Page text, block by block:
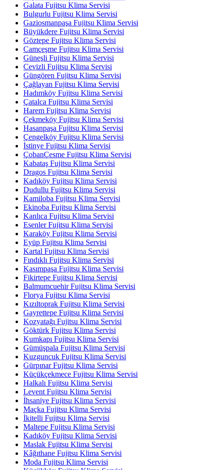
Galata Fujitsu Klima Servisi
Bulgurlu Fujitsu Klima Servisi
Gaziosmanpaşa Fujitsu Klima Servisi
Büyükdere Fujitsu Klima Servisi
Göztepe Fujitsu Klima Servisi
Camçeşme Fujitsu Klima Servisi
Güneşli Fujitsu Klima Servisi
Cevizli Fujitsu Klima Servisi
Güngören Fujitsu Klima Servisi
Çağlayan Fujitsu Klima Servisi
Hadımköy Fujitsu Klima Servisi
Çatalca Fujitsu Klima Servisi
Harem Fujitsu Klima Servisi
Çekmeköy Fujitsu Klima Servisi
Hasanpaşa Fujitsu Klima Servisi
Çengelköy Fujitsu Klima Servisi
İstinye Fujitsu Klima Servisi
ÇobanÇesme Fujitsu Klima Servisi
Kabataş Fujitsu Klima Servisi
Dragos Fujitsu Klima Servisi
Kadıköy Fujitsu Klima Servisi
Dudullu Fujitsu Klima Servisi
Kamiloba Fujitsu Klima Servisi
Ekinoba Fujitsu Klima Servisi
Kanlıca Fujitsu Klima Servisi
Esenler Fujitsu Klima Servisi
Karaköy Fujitsu Klima Servisi
Eyüp Fujitsu Klima Servisi
Kartal Fujitsu Klima Servisi
Fındıklı Fujitsu Klima Servisi
Kasımpaşa Fujitsu Klima Servisi
Fikirtepe Fujitsu Klima Servisi
Balmumcuehir Fujitsu Klima Servisi
Florya Fujitsu Klima Servisi
Kızıltoprak Fujitsu Klima Servisi
Gayrettepe Fujitsu Klima Servisi
Kozyatağı Fujitsu Klima Servisi
Göktürk Fujitsu Klima Servisi
Kumkapı Fujitsu Klima Servisi
Gümüşpala Fujitsu Klima Servisi
Kuzguncuk Fujitsu Klima Servisi
Gürpınar Fujitsu Klima Servisi
Küçükçekmece Fujitsu Klima Servisi
Halkalı Fujitsu Klima Servisi
Levent Fujitsu Klima Servisi
İhsaniye Fujitsu Klima Servisi
Maçka Fujitsu Klima Servisi
İkitelli Fujitsu Klima Servisi
Maltepe Fujitsu Klima Servisi
Kadıköy Fujitsu Klima Servisi
Maslak Fujitsu Klima Servisi
Kâğıthane Fujitsu Klima Servisi
Moda Fujitsu Klima Servisi